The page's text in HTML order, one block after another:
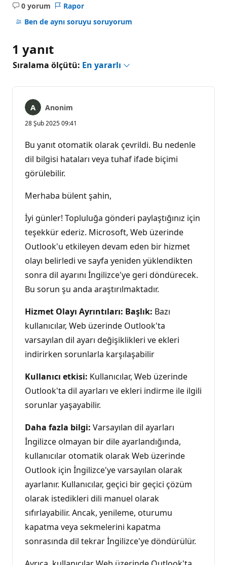
0 yorum
Açıklama
yok
Rapor
Ben de aynı soruyu soruyorum
1 yanıt
Sıralama ölçütü: En yararlı
Anonim
28 Şub 2025 09:41
Bu yanıt otomatik olarak çevrildi. Bu nedenle
dil bilgisi hataları veya tuhaf ifade biçimi
görülebilir.
Merhaba bülent şahin,
İyi günler! Topluluğa gönderi paylaştığınız için
teşekkür ederiz. Microsoft, Web üzerinde
Outlook'u etkileyen devam eden bir hizmet
olayı belirledi ve sayfa yeniden yüklendikten
sonra dil ayarını İngilizce'ye geri döndürecek.
Bu sorun şu anda araştırılmaktadır.
Hizmet Olayı Ayrıntıları: Başlık: Bazı
kullanıcılar, Web üzerinde Outlook'ta
varsayılan dil ayarı değişiklikleri ve ekleri
indirirken sorunlarla karşılaşabilir
Kullanıcı etkisi: Kullanıcılar, Web üzerinde
Outlook'ta dil ayarları ve ekleri indirme ile ilgili
sorunlar yaşayabilir.
Daha fazla bilgi: Varsayılan dil ayarları
İngilizce olmayan bir dile ayarlandığında,
kullanıcılar otomatik olarak Web üzerinde
Outlook için İngilizce'ye varsayılan olarak
ayarlanır. Kullanıcılar, geçici bir geçici çözüm
olarak istedikleri dili manuel olarak
sıfırlayabilir. Ancak, yenileme, oturumu
kapatma veya sekmelerini kapatma
sonrasında dil tekrar İngilizce'ye döndürülür.